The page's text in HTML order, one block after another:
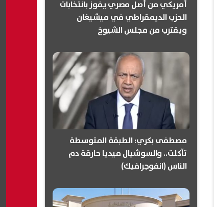
أمريكي من أصل مصري يفوز بانتخابات
الحزب الديمقراطي في ميشيغان
ويقترب من مجلس الشيوخ
مصطفى بكري: الطبقة المتوسطة
تآكلت.. والسوشيال ميديا حارقة دم
الناس (انفوجرافيك)